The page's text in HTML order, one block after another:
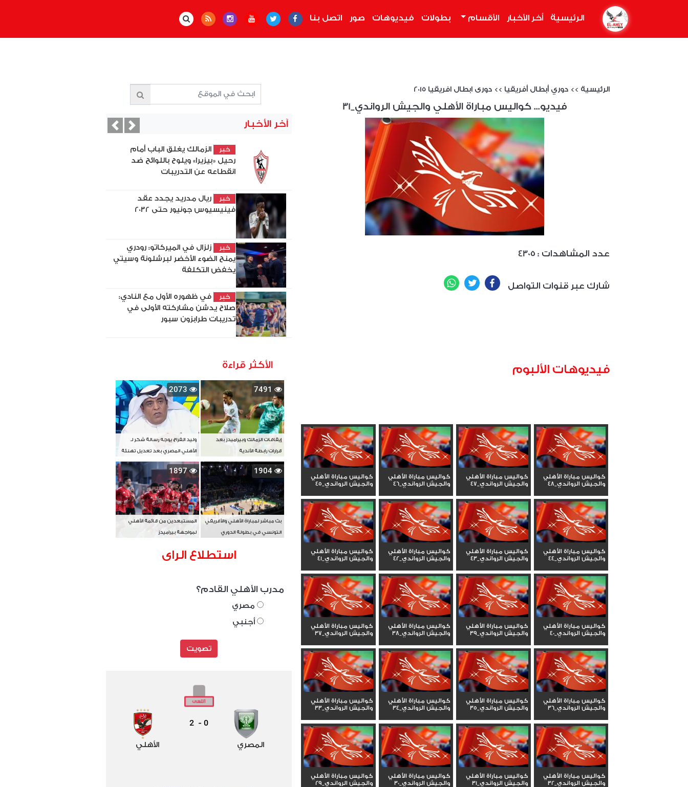
الرئيسية أخر الأخبار الأقسام بطولات فيديوهات صور اتصل بنا
الرئيسية >> دوري أبطال أفريقيا >> دورى ابطال افريقيا 2015
فيديو... كواليس مباراة الأهلي والجيش الرواندي_31
4305 : عدد المشاهدات
شارك عبر قنوات التواصل Facebook
Twitter
WhatsApp
فيديوهات الألبوم
كواليس مباراة الأهلي
والجيش الرواندي_48
كواليس مباراة الأهلي
والجيش الرواندي_47
كواليس مباراة الأهلي
والجيش الرواندي_46
كواليس مباراة الأهلي
والجيش الرواندي_45
كواليس مباراة الأهلي
والجيش الرواندي_44
كواليس مباراة الأهلي
والجيش الرواندي_43
كواليس مباراة الأهلي
والجيش الرواندي_42
كواليس مباراة الأهلي
والجيش الرواندي_41
كواليس مباراة الأهلي
والجيش الرواندي_40
كواليس مباراة الأهلي
والجيش الرواندي_39
كواليس مباراة الأهلي
والجيش الرواندي_38
كواليس مباراة الأهلي
والجيش الرواندي_37
كواليس مباراة الأهلي
والجيش الرواندي_36
كواليس مباراة الأهلي
والجيش الرواندي_35
كواليس مباراة الأهلي
والجيش الرواندي_34
كواليس مباراة الأهلي
والجيش الرواندي_33
كواليس مباراة الأهلي
والجيش الرواندي_32
كواليس مباراة الأهلي
والجيش الرواندي_31
كواليس مباراة الأهلي
والجيش الرواندي_30
كواليس مباراة الأهلي
والجيش الرواندي_29
آخر الأخبار
خبر
الزمالك يغلق الباب أمام
رحيل «بيزيرا» ويلوح باللوائح ضد
انقطاعه عن التدريبات
خبر
ريال مدريد يجدد عقد
فينيسيوس جونيور حتى 2032
خبر
زلزال في الميركاتو: رودري
يمنح الضوء الأخضر لبرشلونة وسيتي
يخفض التكلفة
خبر
في ظهوره الأول مع النادي:
صلاح يدشن مشاركته الأولى في
تدريبات طرابزون سبور
PreviousNext
الأكثر قراءة
7491
إيقافات الزمالك وبيراميدز بعد
قرارات رابطة الأندية
2073
وليد الفراج يوجه رسالة شكر لـ
الأهلي المصري بعد تعديل تهنئة
بطل آسيا
1904
بث مباشر لمباراة الأهلي والأفريقي
التونسي في بطولة الدوري
1897
المستبعدين من قائمة الأهلي
لمواجهة بيراميدز
استطلاع الراى
مدرب الأهلي القادم؟
مصري
أجنبي
تصويت
المصري
0
-
2
الأهلي